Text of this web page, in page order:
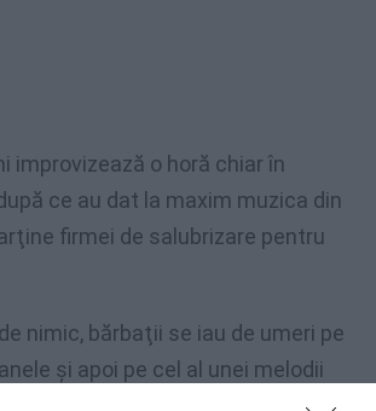
improvizează o horă chiar în
ce au dat la maxim muzica din
firmei de salubrizare pentru
nimic, bărbaţii se iau de umeri pe
şi apoi pe cel al unei melodii